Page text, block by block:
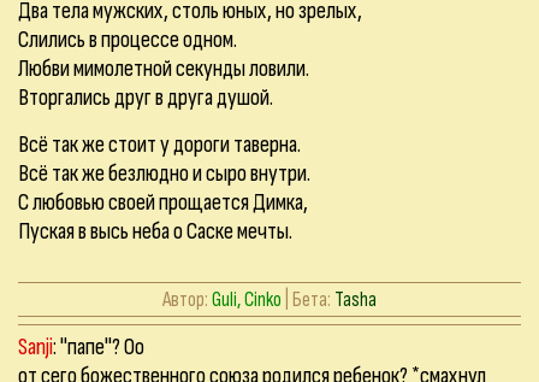
Два тела мужских, столь юных, но зрелых,
Слились в процессе одном.
Любви мимолетной секунды ловили.
Вторгались друг в друга душой.
Всё так же стоит у дороги таверна.
Всё так же безлюдно и сыро внутри.
С любовью своей прощается Димка,
Пуская в высь неба о Саске мечты.
Автор:Guli, Cinko | Бета: Tasha
Sanji: "папе"? Оо
от сего божественного союза родился ребенок? *смахнул